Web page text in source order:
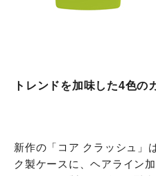
トレンドを加味した4色の
新作の「コア クラッシュ」
ク製ケースに、ヘアライン